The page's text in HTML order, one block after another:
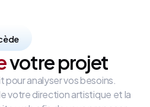
votre projet
pour analyser vos besoins.
votre direction artistique et la